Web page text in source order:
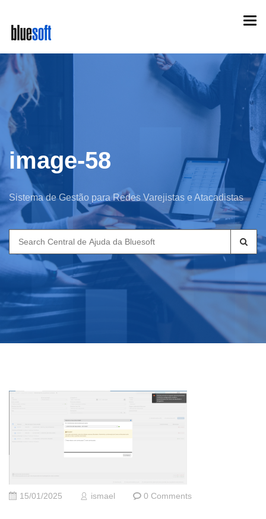
main
content
image-58
Sistema de Gestão para Redes Varejistas e Atacadistas
Search
for:
15/01/2025 ismael 0 Comments